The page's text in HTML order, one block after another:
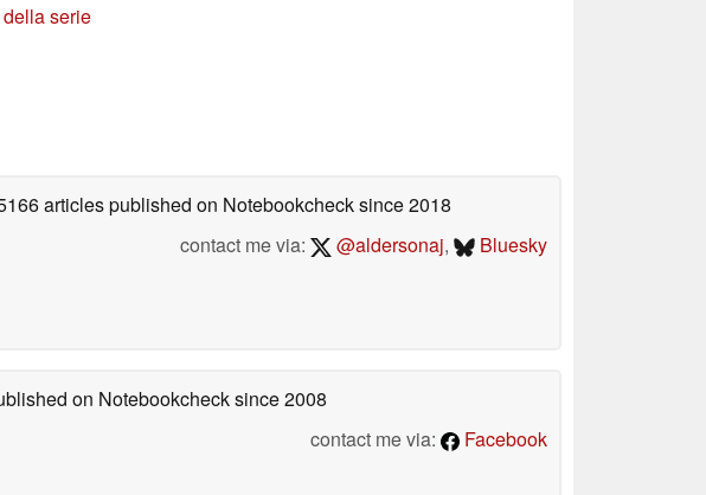
serie
articles published on Notebookchecksince 2018
contact me via:
@aldersonaj, Bluesky
on Notebookchecksince 2008
contact me via:
Facebook